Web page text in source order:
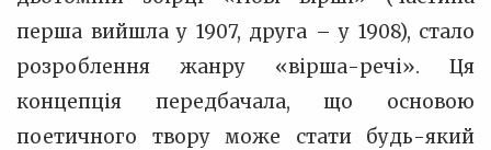
перша вийшла у 1907, друга – у 1908), стало
розроблення жанру «вірша-речі». Ця
концепція передбачала, що основою
поетичного твору може стати будь-який